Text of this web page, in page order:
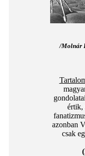
/Molnár
értik,
azonban
csak